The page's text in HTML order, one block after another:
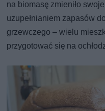
na biomasę zmieniło
uzupełnianiem zapasów
grzewczego – wielu
przygotować się na